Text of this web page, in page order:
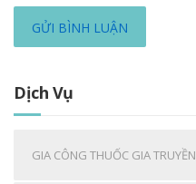
Dịch Vụ
GIA CÔNG THUỐC GIA TRUYỀN